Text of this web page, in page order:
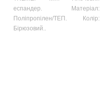
еспандер. Матеріал:
Поліпропілен/ТЕП. Колір:
Бірюзовий..